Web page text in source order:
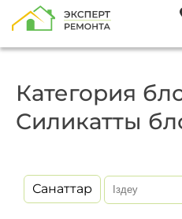
Категория
Силикатты
Санаттар